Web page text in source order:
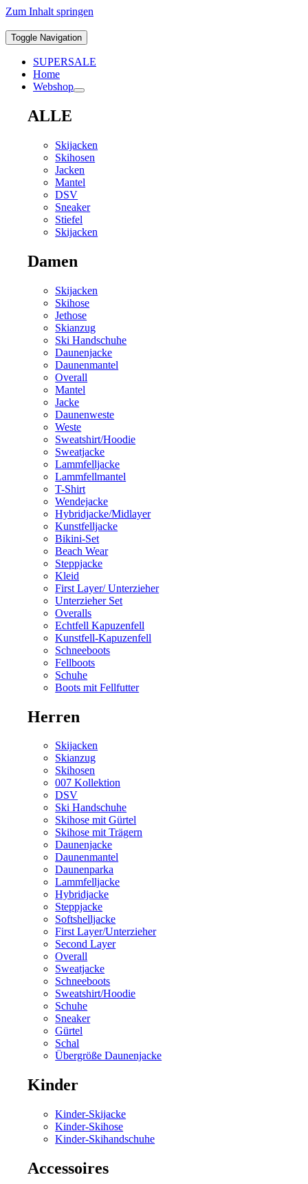
Zum Inhalt springen
Toggle Navigation
SUPERSALE
Home
Webshop
ALLE
Skijacken
Skihosen
Jacken
Mantel
DSV
Sneaker
Stiefel
Skijacken
Damen
Skijacken
Skihose
Jethose
Skianzug
Ski Handschuhe
Daunenjacke
Daunenmantel
Overall
Mantel
Jacke
Daunenweste
Weste
Sweatshirt/Hoodie
Sweatjacke
Lammfelljacke
Lammfellmantel
T-Shirt
Wendejacke
Hybridjacke/Midlayer
Kunstfelljacke
Bikini-Set
Beach Wear
Steppjacke
Kleid
First Layer/ Unterzieher
Unterzieher Set
Overalls
Echtfell Kapuzenfell
Kunstfell-Kapuzenfell
Schneeboots
Fellboots
Schuhe
Boots mit Fellfutter
Herren
Skijacken
Skianzug
Skihosen
007 Kollektion
DSV
Ski Handschuhe
Skihose mit Gürtel
Skihose mit Trägern
Daunenjacke
Daunenmantel
Daunenparka
Lammfelljacke
Hybridjacke
Steppjacke
Softshelljacke
First Layer/Unterzieher
Second Layer
Overall
Sweatjacke
Schneeboots
Sweatshirt/Hoodie
Schuhe
Sneaker
Gürtel
Schal
Übergröße Daunenjacke
Kinder
Kinder-Skijacke
Kinder-Skihose
Kinder-Skihandschuhe
Accessoires